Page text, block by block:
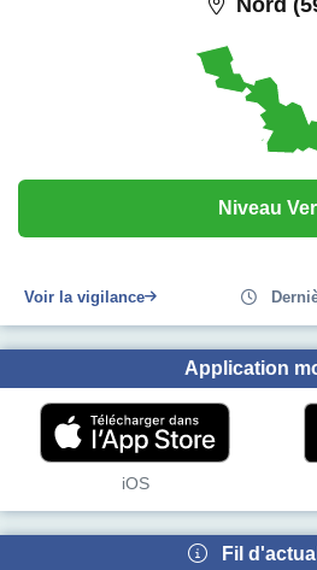
Nord
Niveau
Voir la vigilance
Application
iOS
Fil